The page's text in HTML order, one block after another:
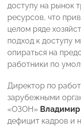
доступу на рынок
ресурсов, что
целом ряде
подход к доступу
опираться на
работники по
Директор по
зарубежными
«ОЗОН» Владимир
дефицит кадров и